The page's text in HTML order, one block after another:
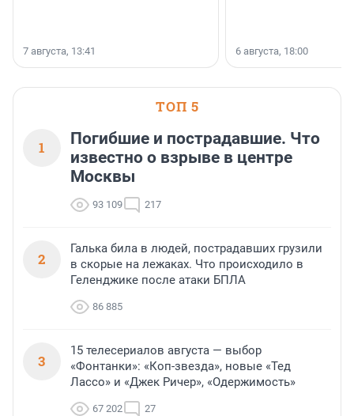
7 августа, 13:41 6 августа, 18:00
ТОП 5
1
Погибшие и пострадавшие. Что
известно о взрыве в центре
Москвы
93 109 217
2
Галька била в людей, пострадавших грузили
в скорые на лежаках. Что происходило в
Геленджике после атаки БПЛА
86 885
3
15 телесериалов августа — выбор
«Фонтанки»: «Коп-звезда», новые «Тед
Лассо» и «Джек Ричер», «Одержимость»
67 202 27